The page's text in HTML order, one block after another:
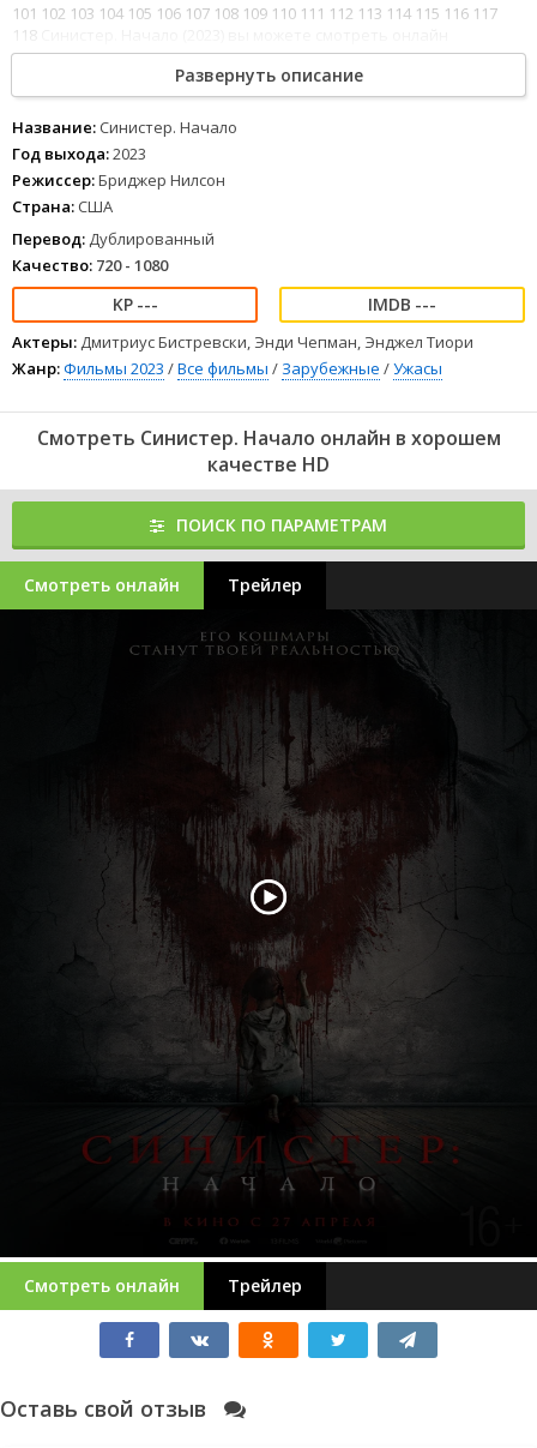
101 102 103 104 105 106 107 108 109 110 111 112 113 114 115 116 117
118
бесплатно в хорошем качестве полностью на русском языке на
Развернуть описание
Название: Синистер. Начало
Год выхода:2023
Режиссер:Бриджер Нилсон
Страна: США
Перевод: Дублированный
Качество: 720 - 1080
--- ---
Актеры: Дмитриус Бистревски, Энди Чепман, Энджел Тиори
Жанр:Фильмы 2023 /Все фильмы / Зарубежные /Ужасы
Смотреть Синистер. Начало онлайн в хорошем
качестве HD
ПОИСК ПО ПАРАМЕТРАМ
Смотреть онлайн Трейлер
Смотреть онлайн Трейлер
Оставь свой отзыв